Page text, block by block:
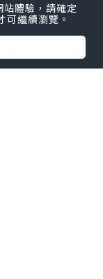
嚟講係好
，我已揀
#可樂仔可
體驗，請確定
可繼續瀏覽。